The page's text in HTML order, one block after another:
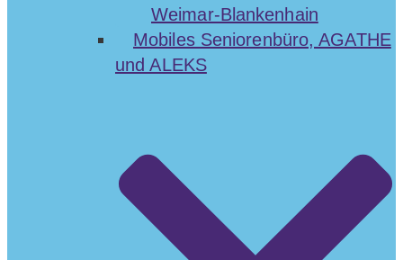
Weimar-Blankenhain
Mobiles Seniorenbüro, AGATHE
und ALEKS